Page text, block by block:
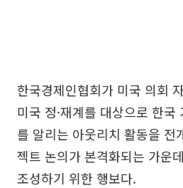
한국경제인협회가 미국 의회
미국 정·재계를 대상으로 한
를 알리는 아웃리치 활동을 전
젝트 논의가 본격화되는 가운
조성하기 위한 행보다.